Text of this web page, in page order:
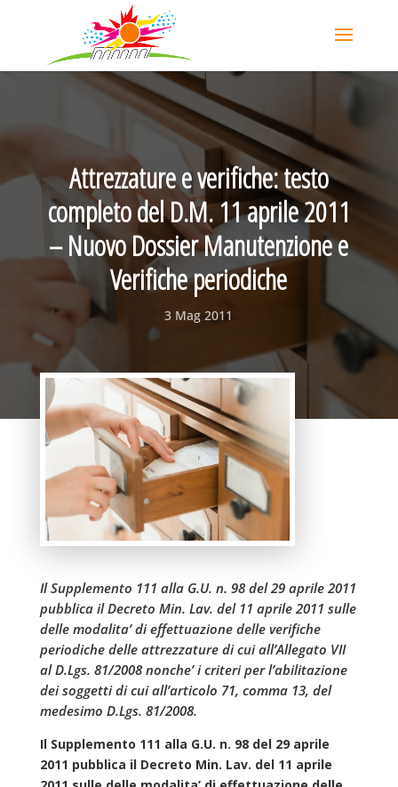
Attrezzature e verifiche: testo
completo del D.M. 11 aprile 2011
– Nuovo Dossier Manutenzione e
Verifiche periodiche
3 Mag 2011
Il Supplemento 111 alla G.U. n. 98 del 29 aprile 2011
pubblica il Decreto Min. Lav. del 11 aprile 2011 sulle
delle modalita’ di effettuazione delle verifiche
periodiche delle attrezzature di cui all’Allegato VII
al D.Lgs. 81/2008 nonche’ i criteri per l’abilitazione
dei soggetti di cui all’articolo 71, comma 13, del
medesimo D.Lgs. 81/2008.
Il Supplemento 111 alla G.U. n. 98 del 29 aprile
2011 pubblica il Decreto Min. Lav. del 11 aprile